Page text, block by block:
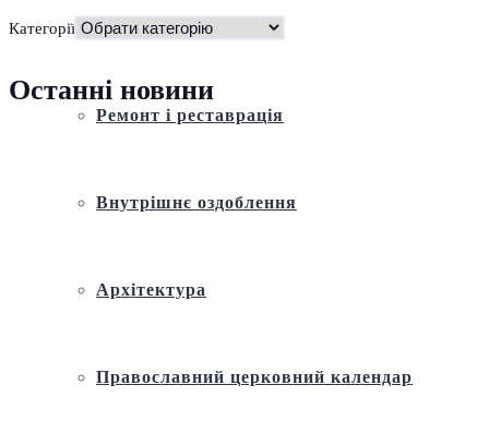
Історія
Ремонт і реставрація
Внутрішнє оздоблення
Архітектура
Православний церковний календар
Категорії
Останні новини